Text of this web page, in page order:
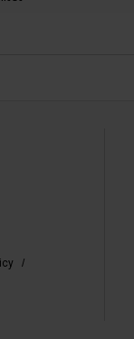
/